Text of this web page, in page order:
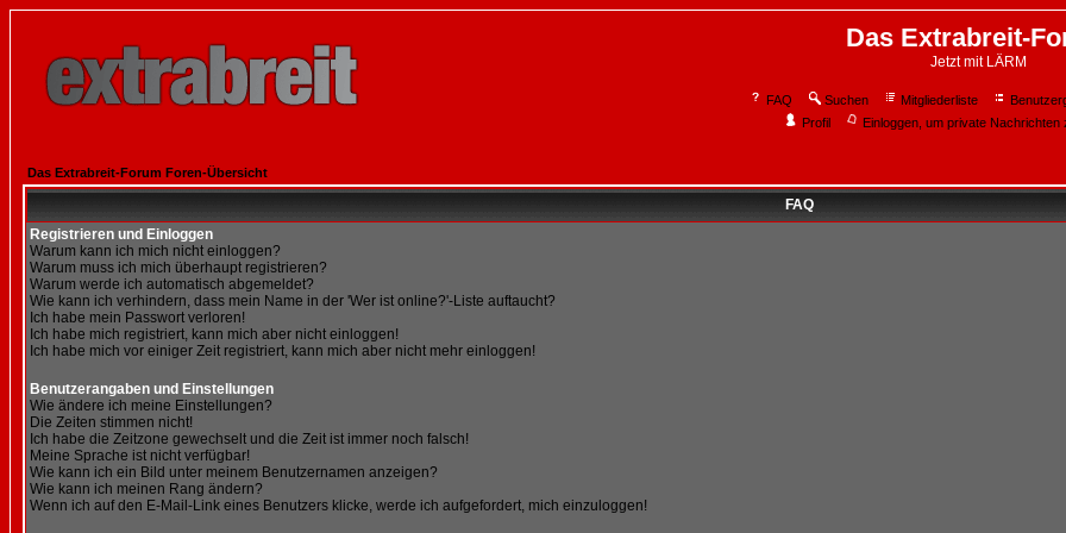
Das Extrabreit-
Jetzt mit LÄRM
FAQ Suchen Mitgliederliste
Profil
Einloggen, um private Nachrichten
Das Extrabreit-Forum Foren-Übersicht
FAQ
Registrieren und Einloggen
Warum kann ich mich nicht einloggen?
Warum muss ich mich überhaupt registrieren?
Warum werde ich automatisch abgemeldet?
Wie kann ich verhindern, dass mein Name in der 'Wer ist online?'-Liste auftaucht?
Ich habe mein Passwort verloren!
Ich habe mich registriert, kann mich aber nicht einloggen!
Ich habe mich vor einiger Zeit registriert, kann mich aber nicht mehr einloggen!
Benutzerangaben und Einstellungen
Wie ändere ich meine Einstellungen?
Die Zeiten stimmen nicht!
Ich habe die Zeitzone gewechselt und die Zeit ist immer noch falsch!
Meine Sprache ist nicht verfügbar!
Wie kann ich ein Bild unter meinem Benutzernamen anzeigen?
Wie kann ich meinen Rang ändern?
Wenn ich auf den E-Mail-Link eines Benutzers klicke, werde ich aufgefordert, mich einzuloggen!